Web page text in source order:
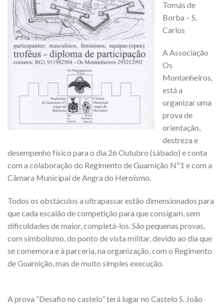
Tomás de
Borba – S.
Carlos
A Associação
Os
Montanheiros,
está a
organizar uma
prova de
orientação,
destreza e
desempenho físico para o dia 26 Outubro (sábado) e conta
com a colaboração do Regimento de Guarnição Nº1 e com a
Câmara Municipal de Angra do Heroísmo.
Todos os obstáculos a ultrapassar estão dimensionados para
que cada escalão de competição para que consigam, sem
dificuldades de maior, completá-los. São pequenas provas,
com simbolismo, do ponto de vista militar, devido ao dia que
se comemora e à parceria, na organização, com o Regimento
de Guarnição, mas de muito simples execução.
A prova “Desafio no castelo” terá lugar no Castelo S. João